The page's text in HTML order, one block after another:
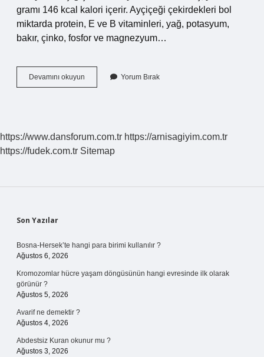
gramı 146 kcal kalori içerir. Ayçiçeği çekirdekleri bol
miktarda protein, E ve B vitaminleri, yağ, potasyum,
bakır, çinko, fosfor ve magnezyum…
Devamını okuyun
Çekirdeğinin
Yorum Bırak
https://www.dansforum.com.tr https://arnisagiyim.com.tr
https://fudek.com.tr Sitemap
Sidebar
Son Yazılar
Bosna-Hersek’te hangi para birimi kullanılır ?
Ağustos 6, 2026
Kromozomlar hücre yaşam döngüsünün hangi evresinde ilk olarak
görünür ?
Ağustos 5, 2026
Avarif ne demektir ?
Ağustos 4, 2026
Abdestsiz Kuran okunur mu ?
Ağustos 3, 2026